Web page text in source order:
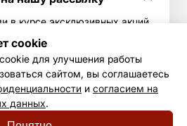
в курсе эксклюзивных акций
политики
.
cookie
для улучшения работы
сайтом, вы соглашаетесь
и согласием на
данных.